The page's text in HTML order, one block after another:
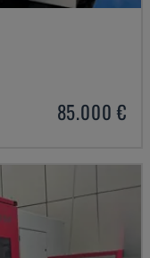
85.000 €